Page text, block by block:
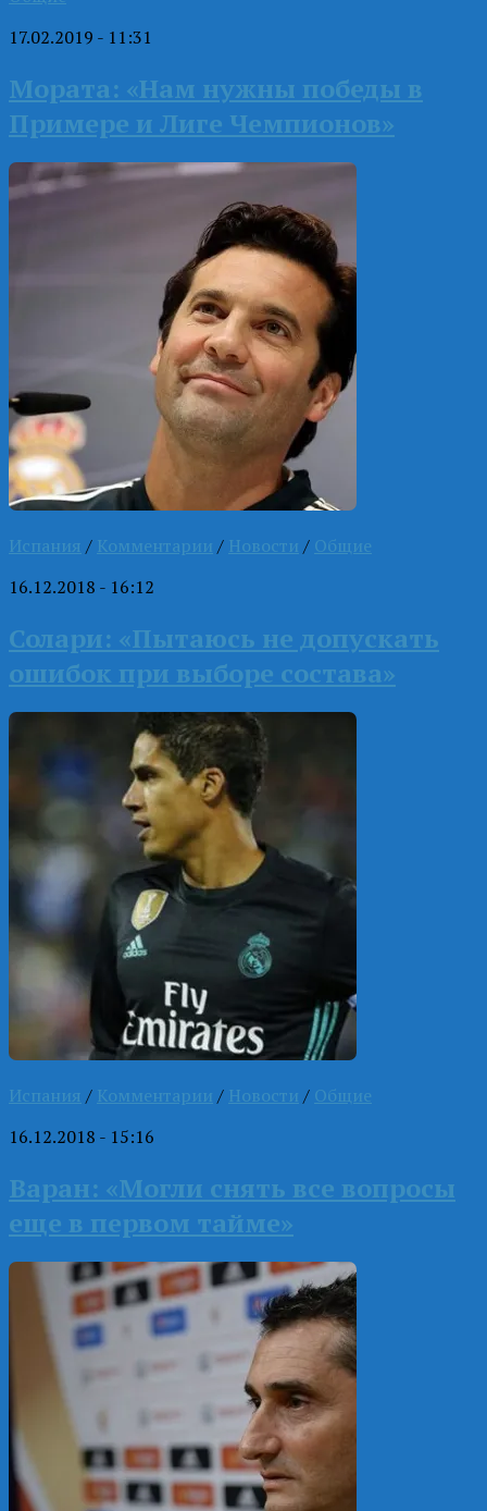
17.02.2019 - 11:31
Мората: «Нам нужны победы в
Примере и Лиге Чемпионов»
Испания / Комментарии / Новости / Общие
16.12.2018 - 16:12
Солари: «Пытаюсь не допускать
ошибок при выборе состава»
Испания / Комментарии / Новости / Общие
16.12.2018 - 15:16
Варан: «Могли снять все вопросы
еще в первом тайме»